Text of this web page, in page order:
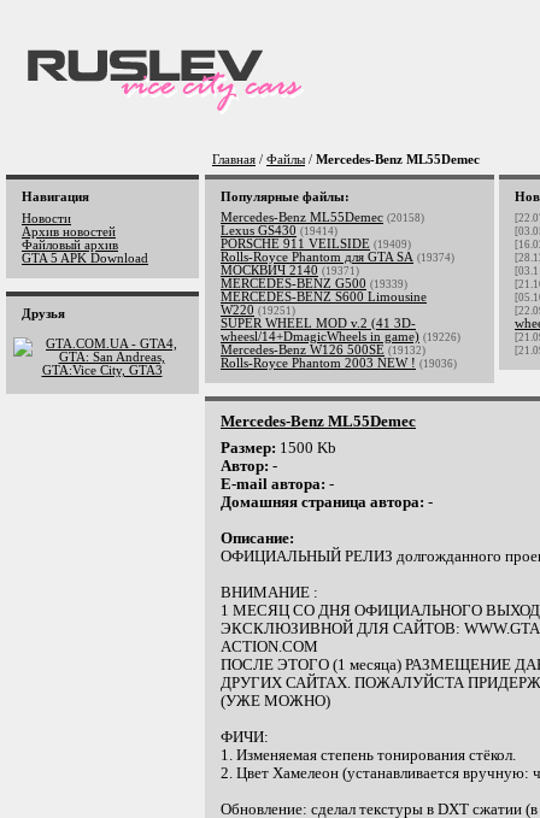
Главная / Файлы / Mercedes-Benz ML55Demec
Навигация
Новости
Архив новостей
Файловый архив
GTA 5 APK Download
Друзья
Популярные файлы:
Mercedes-Benz ML55Demec (20158)
Lexus GS430 (19414)
PORSCHE 911 VEILSIDE (19409)
Rolls-Royce Phantom для GTA SA (19374)
МОСКВИЧ 2140 (19371)
MERCEDES-BENZ G500 (19339)
MERCEDES-BENZ S600 Limousine
W220 (19251)
SUPER WHEEL MOD v.2 (41 3D-
wheesl/14+DmagicWheels in game) (19226)
Mercedes-Benz W126 500SE (19132)
Rolls-Royce Phantom 2003 NEW ! (19036)
Mercedes-Benz ML55Demec
Размер: 1500 Kb
Автор: -
E-mail автора: -
Домашняя страница автора: -
Описание:
ОФИЦИАЛЬНЫЙ РЕЛИЗ долгожданного
ВНИМАНИЕ :
1 МЕСЯЦ СО ДНЯ ОФИЦИАЛЬНОГО
ЭКСКЛЮЗИВНОЙ ДЛЯ САЙТОВ:
ACTION.COM
ПОСЛЕ ЭТОГО (1 месяца) РАЗМЕЩЕНИЕ
ДРУГИХ САЙТАХ. ПОЖАЛУЙСТА
(УЖЕ МОЖНО)
ФИЧИ:
1. Изменяемая степень тонирования стёкол.
2. Цвет Хамелеон (устанавливается
Обновление: сделал текстуры в DXT сжатии